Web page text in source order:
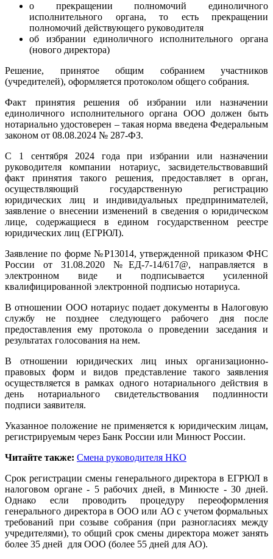
о прекращении полномочий единоличного
исполнительного органа, то есть прекращении
полномочий действующего руководителя
об избрании единоличного исполнительного органа
(нового директора)
Решение, принятое общим собранием участников
(учредителей), оформляется протоколом общего собрания.
Факт принятия решения об избрании или назначении
единоличного исполнительного органа ООО должен быть
нотариально удостоверен – такая норма введена Федеральным
законом от 08.08.2024 № 287-ФЗ.
С 1 сентября 2024 года при избрании или назначении
руководителя компании нотариус, засвидетельствовавший
факт принятия такого решения, предоставляет в орган,
осуществляющий государственную регистрацию
юридических лиц и индивидуальных предпринимателей,
заявление о внесении изменений в сведения о юридическом
лице, содержащиеся в едином государственном реестре
юридических лиц (ЕГРЮЛ).
Заявление по форме №Р13014, утвержденной приказом ФНС
России от 31.08.2020 №ЕД-7-14/617@, направляется в
электронном виде и подписывается усиленной
квалифицированной электронной подписью нотариуса.
В отношении ООО нотариус подает документы в Налоговую
службу не позднее следующего рабочего дня после
предоставления ему протокола о проведении заседания и
результатах голосования на нем.
В отношении юридических лиц иных организационно-
правовых форм и видов представление такого заявления
осуществляется в рамках одного нотариального действия в
день нотариального свидетельствования подлинности
подписи заявителя.
Указанное положение не применяется к юридическим лицам,
регистрируемым через Банк России или Минюст России.
Читайте также: Смена руководителя НКО
Срок регистрации смены генерального директора в ЕГРЮЛ в
налоговом органе - 5 рабочих дней, в Минюсте - 30 дней.
Однако если проводить процедуру переоформления
генерального директора в ООО или АО с учетом формальных
требований при созыве собрания (при разногласиях между
учредителями), то общий срок смены директора может занять
более 35 дней для ООО (более 55 дней для АО).